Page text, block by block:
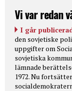
Vi var redan
I går
den sovjetiske
uppgifter om
sovjetiska
lämnade
1972. Nu